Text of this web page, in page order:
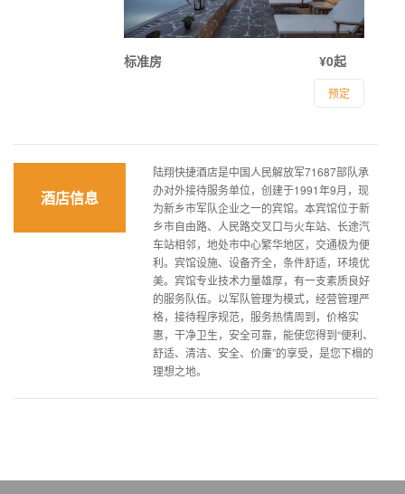
标准房 ¥0起
预定
酒店信息
陆翔快捷酒店是中国人民解放军71687部队承
办对外接待服务单位，创建于1991年9月，现
为新乡市军队企业之一的宾馆。本宾馆位于新
乡市自由路、人民路交叉口与火车站、长途汽
车站相邻，地处市中心繁华地区，交通极为便
利。宾馆设施、设备齐全，条件舒适，环境优
美。宾馆专业技术力量雄厚，有一支素质良好
的服务队伍。以军队管理为模式，经营管理严
格，接待程序规范，服务热情周到，价格实
惠，干净卫生，安全可靠，能使您得到“便利、
舒适、清洁、安全、价廉”的享受，是您下榻的
理想之地。